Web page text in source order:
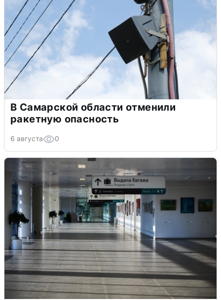
В Самарской области отменили
ракетную опасность
6 августа 0